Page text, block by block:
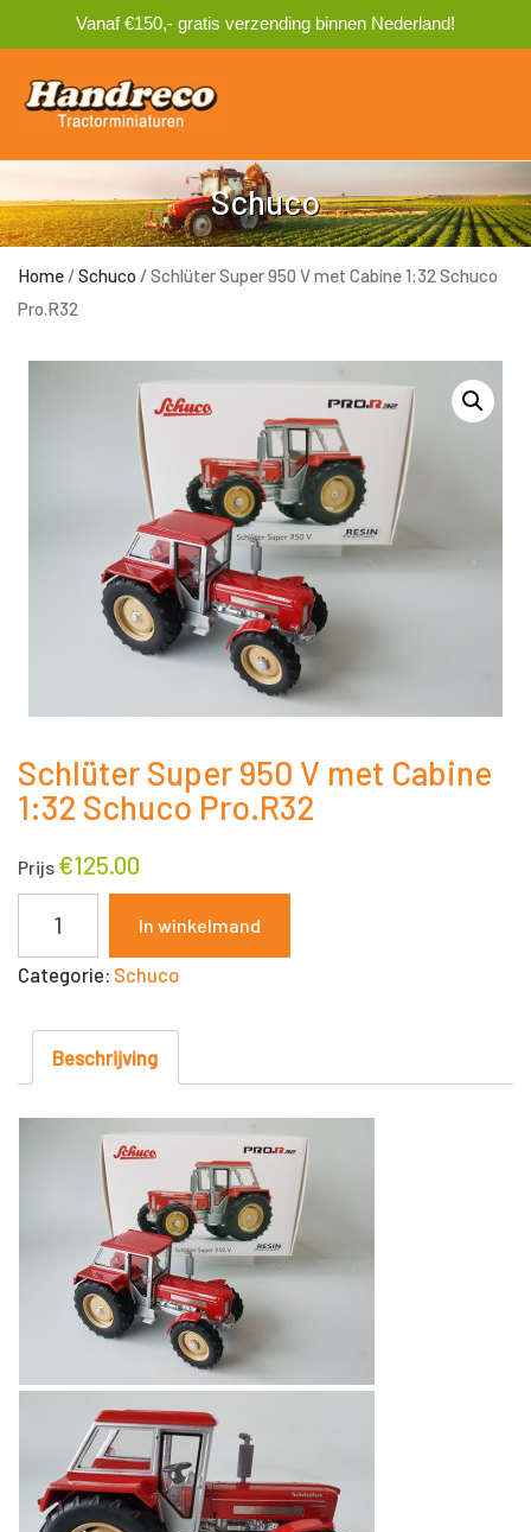
Vanaf €150,- gratis verzending binnen Nederland!
Schuco
Home /Schuco / Schlüter Super 950 V met Cabine 1:32 Schuco
Pro.R32
Schlüter Super 950 V met Cabine
1:32 Schuco Pro.R32
Prijs €125.00
950
Cabine
1:32
In winkelmand
Categorie: Schuco
Beschrijving